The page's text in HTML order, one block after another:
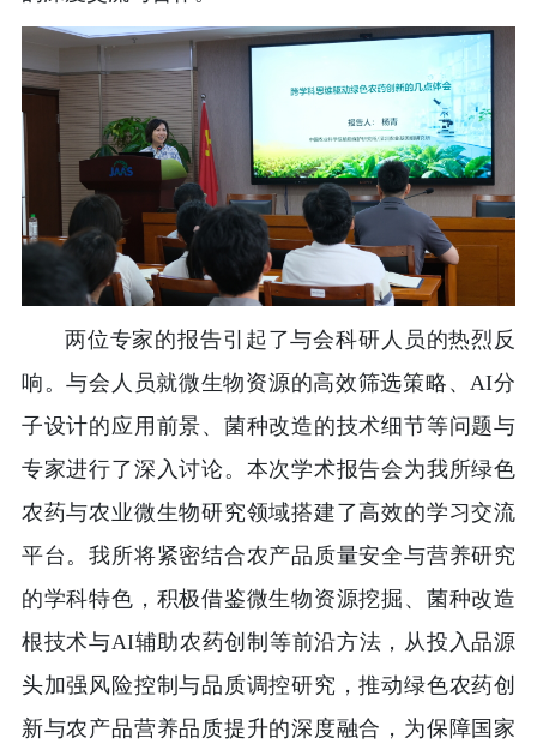
两位专家的报告引起了与会科研人员的热烈反
响。与会人员就微生物资源的高效筛选策略、AI分
子设计的应用前景、菌种改造的技术细节等问题与
专家进行了深入讨论。本次学术报告会为我所绿色
农药与农业微生物研究领域搭建了高效的学习交流
平台。我所将紧密结合农产品质量安全与营养研究
的学科特色，积极借鉴微生物资源挖掘、菌种改造
根技术与AI辅助农药创制等前沿方法，从投入品源
头加强风险控制与品质调控研究，推动绿色农药创
新与农产品营养品质提升的深度融合，为保障国家